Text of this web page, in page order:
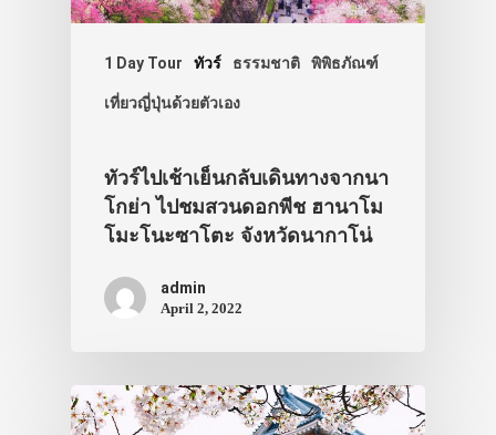
1 Day Tour ทัวร์ ธรรมชาติ พิพิธภัณฑ์
เที่ยวญี่ปุ่นด้วยตัวเอง
ทัวร์ไปเช้าเย็นกลับเดินทางจากนา
โกย่า ไปชมสวนดอกพีช ฮานาโม
โมะโนะซาโตะ จังหวัดนากาโน่
admin
April 2, 2022